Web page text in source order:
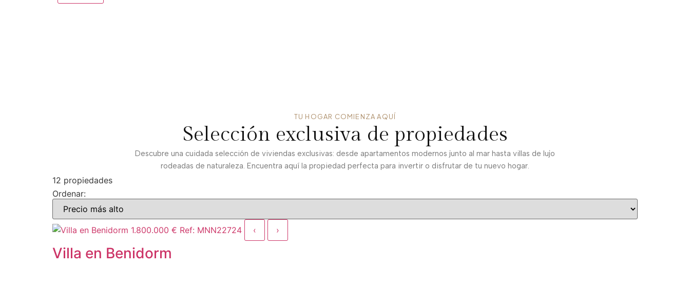
TU HOGAR COMIENZA AQUÍ
Selección exclusiva de propiedades
Descubre una cuidada selección de viviendas exclusivas: desde apartamentos modernos junto al mar hasta villas de lujo
rodeadas de naturaleza. Encuentra aquí la propiedad perfecta para invertir o disfrutar de tu nuevo hogar.
12 propiedades
Ordenar:
1.800.000 € Ref: MNN22724 ‹ ›
Villa en Benidorm